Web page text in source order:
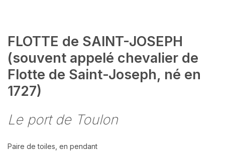
FLOTTE de SAINT-JOSEPH
(souvent appelé chevalier de
Flotte de Saint-Joseph, né en
1727)
Le port de Toulon
Paire de toiles, en pendant